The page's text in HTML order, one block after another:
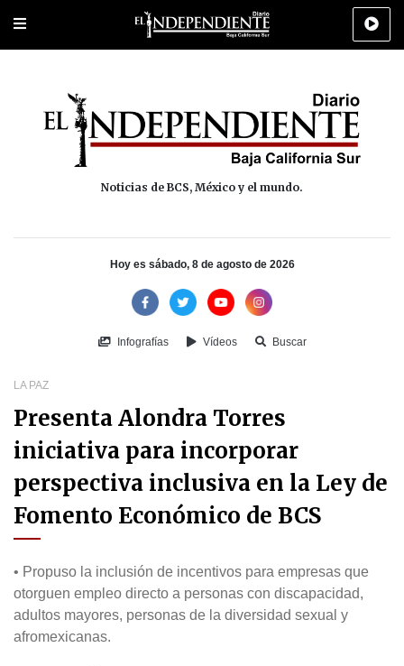
Portada Los Cabos Policiaca Deportes Cultura
Noticias de BCS, México y el mundo.
Hoy es sábado, 8 de agosto de 2026
Infografías Vídeos Buscar
LA PAZ
Presenta Alondra Torres
iniciativa para incorporar
perspectiva inclusiva en la Ley de
Fomento Económico de BCS
• Propuso la inclusión de incentivos para empresas que
otorguen empleo directo a personas con discapacidad,
adultos mayores, personas de la diversidad sexual y
afromexicanas.